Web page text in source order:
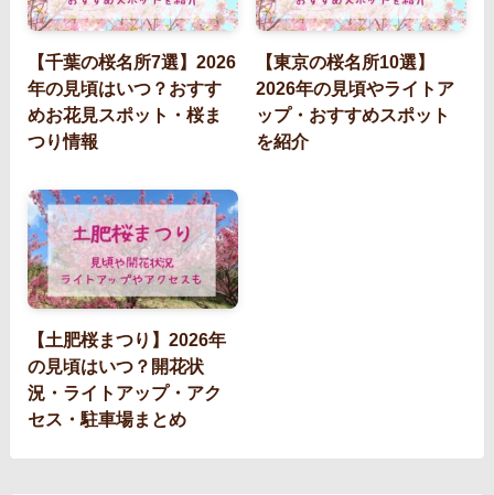
【千葉の桜名所7選】2026
年の見頃はいつ？おすす
めお花見スポット・桜ま
つり情報
【東京の桜名所10選】
2026年の見頃やライトア
ップ・おすすめスポット
を紹介
【土肥桜まつり】2026年
の見頃はいつ？開花状
況・ライトアップ・アク
セス・駐車場まとめ